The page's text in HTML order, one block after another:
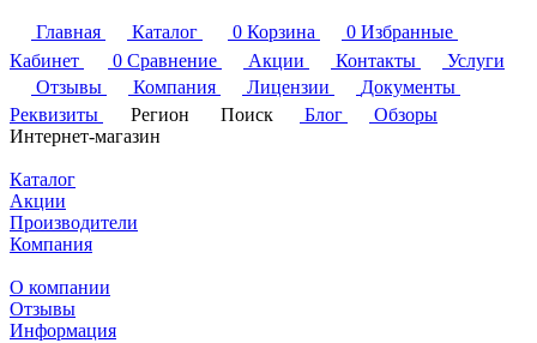
Главная Каталог 0 Корзина 0 Избранные
Кабинет
0 Сравнение Акции Контакты
Услуги
Отзывы
Компания Лицензии
Документы
Реквизиты
Регион Поиск Блог
Обзоры
Интернет-магазин
Каталог
Акции
Производители
Компания
О компании
Отзывы
Информация